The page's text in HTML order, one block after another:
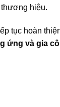
thương hiệu.
tục hoàn
ứng và gia